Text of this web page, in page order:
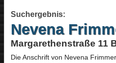
Suchergebnis:
Nevena
Margarethenstraße 11
Die Anschrift von Nevena Frimmer